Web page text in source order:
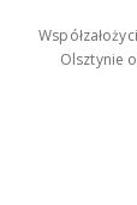
Olsztynie